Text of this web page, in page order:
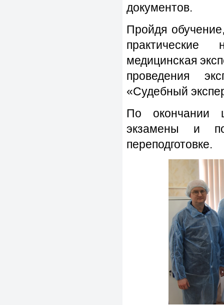
документов.
Пройдя
медицинская
проведения
«Судебный
По окончании
экзамены и
переподготовке.